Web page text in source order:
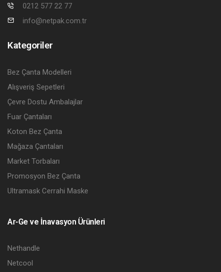
Ar-Ge ve İnavasyon Ürünleri
Nethandle
Netcool
Kategoriler
Bez Çanta Modelleri
Alışveriş Sepetleri
Çevre Dostu Ambalajlar
Fuar Çantaları
Koton Bez Çanta
Mağaza Çantaları
Market Torbaları
Promosyon Bez Çanta
Ultramask Cerrahi Maske
0212 577 22 77
info@netpak.com.tr